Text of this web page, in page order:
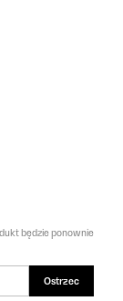
będzie ponownie
Ostrzec